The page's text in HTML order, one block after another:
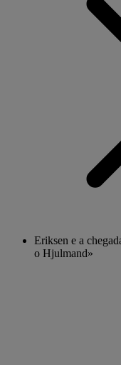
Eriksen e a
o Hjulmand»